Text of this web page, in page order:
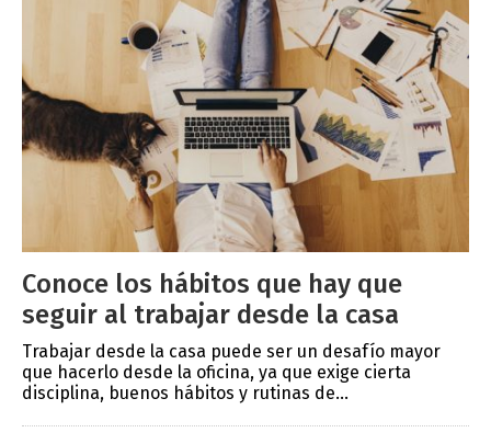
Conoce los hábitos que hay que
seguir al trabajar desde la casa
Trabajar desde la casa puede ser un desafío mayor
que hacerlo desde la oficina, ya que exige cierta
disciplina, buenos hábitos y rutinas de...